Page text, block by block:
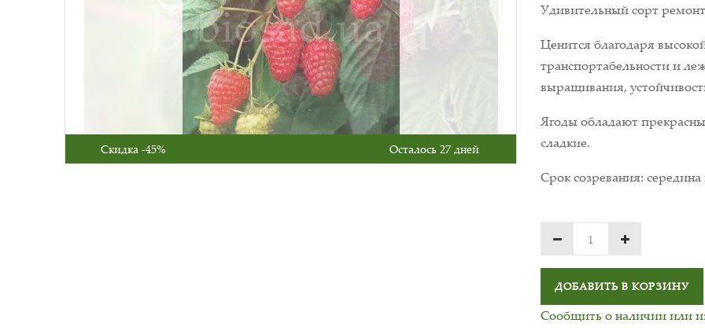
Скидка -45% Осталось 27 дней
Удивительный сорт
Ценится благодаря
транспортабельности и
выращивания,
Ягоды обладают
сладкие.
Срок созревания:
ДОБАВИТЬ В КОРЗИНУ
Сообщить о наличии или